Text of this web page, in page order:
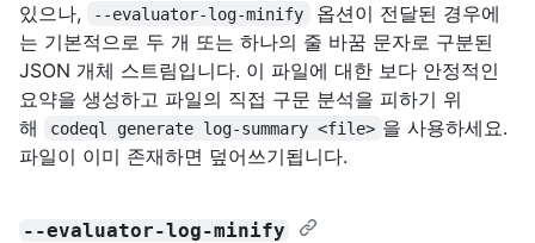
있으나, --evaluator-log-minify
옵션이 전달된 경우에
는 기본적으로 두 개 또는 하나의 줄 바꿈 문자로 구분된
JSON 개체 스트림입니다. 이 파일에 대한 보다 안정적인
요약을 생성하고 파일의 직접 구문 분석을 피하기 위
해
codeql generate log-summary <file> 을 사용하세요.
파일이 이미 존재하면 덮어쓰기됩니다.
--evaluator-log-minify